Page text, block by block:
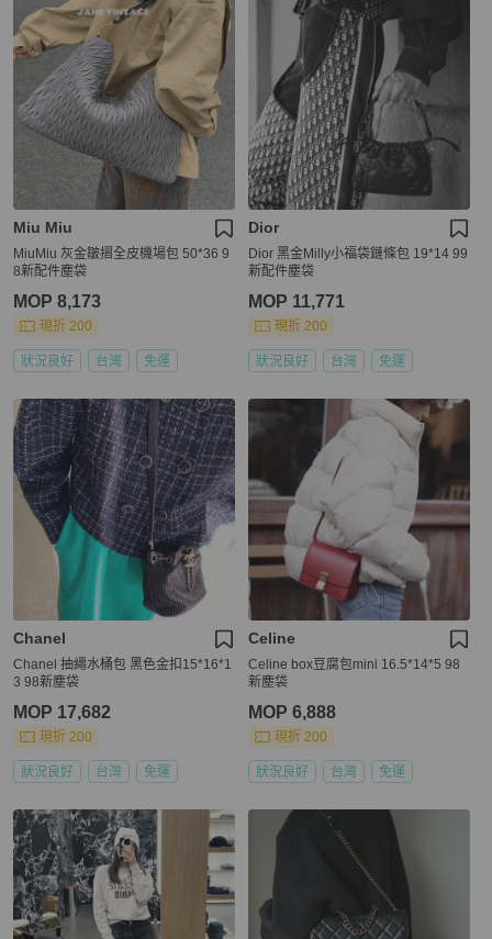
Miu Miu
MiuMiu 灰金皺摺全皮機場包 50*36 9
8新配件塵袋
MOP 8,173
現折 200
狀況良好 台灣 免運
Dior
Dior 黑金Milly小福袋鏈條包 19*14 99
新配件塵袋
MOP 11,771
現折 200
狀況良好 台灣 免運
Chanel
Chanel 抽繩水桶包 黑色金扣15*16*1
3 98新塵袋
MOP 17,682
現折 200
狀況良好 台灣 免運
Celine
Celine box豆腐包mini 16.5*14*5 98
新塵袋
MOP 6,888
現折 200
狀況良好 台灣 免運